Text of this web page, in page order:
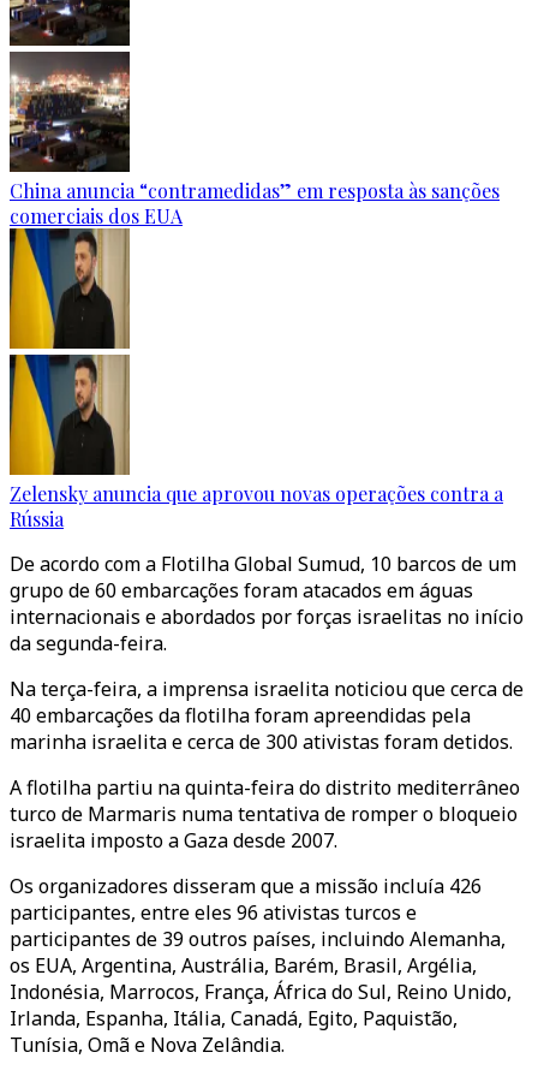
China anuncia “contramedidas” em resposta às sanções
comerciais dos EUA
Zelensky anuncia que aprovou novas operações contra a
Rússia
De acordo com a Flotilha Global Sumud, 10 barcos de um
grupo de 60 embarcações foram atacados em águas
internacionais e abordados por forças israelitas no início
da segunda-feira.
Na terça-feira, a imprensa israelita noticiou que cerca de
40 embarcações da flotilha foram apreendidas pela
marinha israelita e cerca de 300 ativistas foram detidos.
A flotilha partiu na quinta-feira do distrito mediterrâneo
turco de Marmaris numa tentativa de romper o bloqueio
israelita imposto a Gaza desde 2007.
Os organizadores disseram que a missão incluía 426
participantes, entre eles 96 ativistas turcos e
participantes de 39 outros países, incluindo Alemanha,
os EUA, Argentina, Austrália, Barém, Brasil, Argélia,
Indonésia, Marrocos, França, África do Sul, Reino Unido,
Irlanda, Espanha, Itália, Canadá, Egito, Paquistão,
Tunísia, Omã e Nova Zelândia.